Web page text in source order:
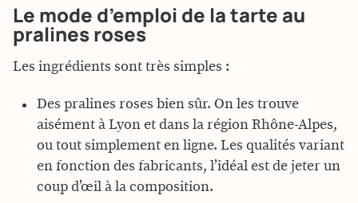
Le mode d’emploi de la tarte au
pralines roses
Les ingrédients sont très simples :
Des pralines roses bien sûr. On les trouve
aisément à Lyon et dans la région Rhône-Alpes,
ou tout simplement en ligne. Les qualités variant
en fonction des fabricants, l’idéal est de jeter un
coup d’œil à la composition.